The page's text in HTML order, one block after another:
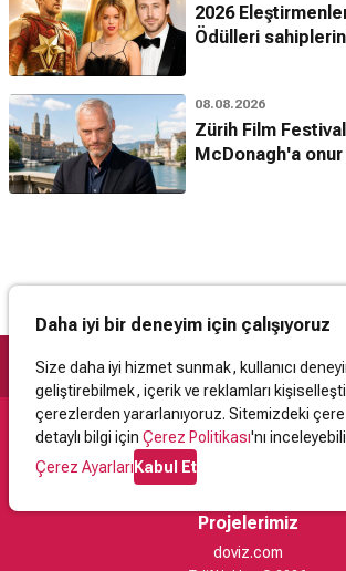
2026
Ödülleri
08.08.2026
Zürih Film
McDonagh'a
Daha iyi bir deneyim için çalışıyoruz
Size daha iyi hizmet sunmak, kullanıcı
geliştirebilmek, içerik ve reklamları
çerezlerden yararlanıyoruz. Sitemizdeki
detaylı bilgi için Çerez Politikası'nı
Çerez AyarlarıKabul Et
Destek
İletişimYardımKullanıcı Sözleşmesi
Projelerimiz
doviz.com